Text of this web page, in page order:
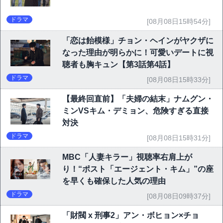
ドラマ [08月08日15時54分]
「恋は飴模様」チョン・ヘインがヤクザに
なった理由が明らかに！可愛いデートに視
聴者も胸キュン【第3話第4話】
ドラマ [08月08日15時33分]
【最終回直前】「夫婦の結末」ナムグン・
ミンVSキム・デミョン、危険すぎる直接
対決
ドラマ [08月08日15時31分]
MBC「人妻キラー」視聴率右肩上が
り！“ポスト「エージェント・キム」”の座
を早くも確保した人気の理由
ドラマ [08月08日09時37分]
「財閥 x 刑事2」アン・ボヒョン×チョ